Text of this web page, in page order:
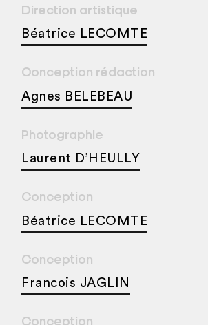
Direction artistique
Béatrice LECOMTE
Conception rédaction
Agnes BELEBEAU
Photographie
Laurent D’HEULLY
Conception
Béatrice LECOMTE
Conception
Francois JAGLIN
Conception